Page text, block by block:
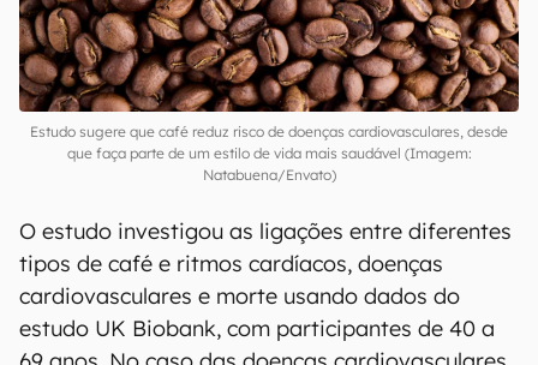
Estudo sugere que café reduz risco de doenças cardiovasculares, desde
que faça parte de um estilo de vida mais saudável (Imagem:
Natabuena/Envato)
O estudo investigou as ligações entre diferentes
tipos de café e ritmos cardíacos, doenças
cardiovasculares e morte usando dados do
estudo UK Biobank, com participantes de 40 a